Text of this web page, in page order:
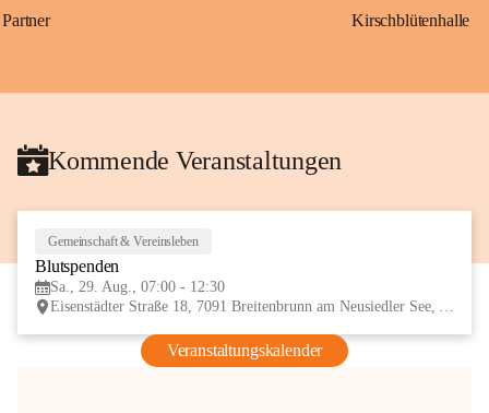
Partner Kirschblütenhalle
Kommende Veranstaltungen
Gemeinschaft & Vereinsleben
Blutspenden
Sa., 29. Aug., 07:00 - 12:30
Eisenstädter Straße 18, 7091 Breitenbrunn am Neusiedler See, AUT
Veranstaltungskalender